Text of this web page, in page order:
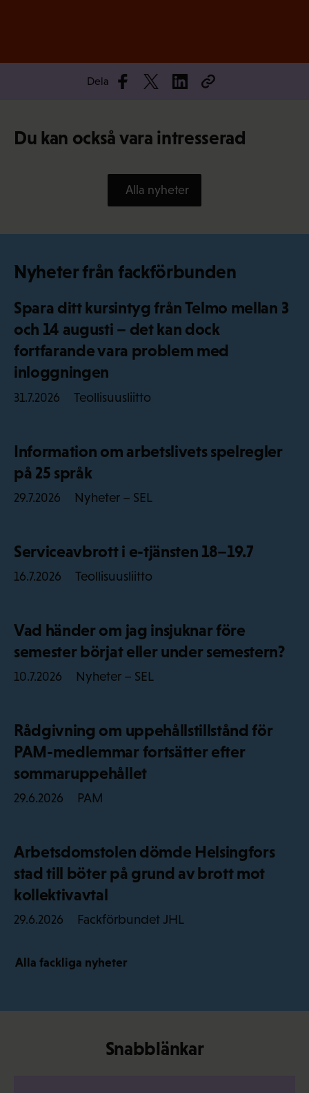
Dela
Du kan också vara intresserad
Alla nyheter
Nyheter från fackförbunden
Spara ditt kursintyg från Telmo mellan 3
och 14 augusti – det kan dock
fortfarande vara problem med
inloggningen
31.7.2026 Teollisuusliitto
Information om arbetslivets spelregler
på 25 språk
29.7.2026 Nyheter – SEL
Serviceavbrott i e-tjänsten 18–19.7
16.7.2026 Teollisuusliitto
Vad händer om jag insjuknar före
semester börjat eller under semestern?
10.7.2026 Nyheter – SEL
Rådgivning om uppehållstillstånd för
PAM-medlemmar fortsätter efter
sommaruppehållet
29.6.2026 PAM
Arbetsdomstolen dömde Helsingfors
stad till böter på grund av brott mot
kollektivavtal
29.6.2026 Fackförbundet JHL
Alla fackliga nyheter
Snabblänkar